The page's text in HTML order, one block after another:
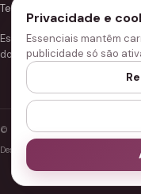
Termos de Uso
Este site é independente e
do Grupo Hinode.
© 2026 Loja Hinode.
Desenvolvido para performance,
Configurar
Privacidade e
Essenciais mantêm
publicidade só são